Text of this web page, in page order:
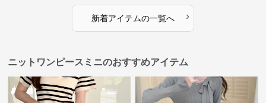
新着アイテムの一覧へ ›
ニットワンピースミニのおすすめアイテム